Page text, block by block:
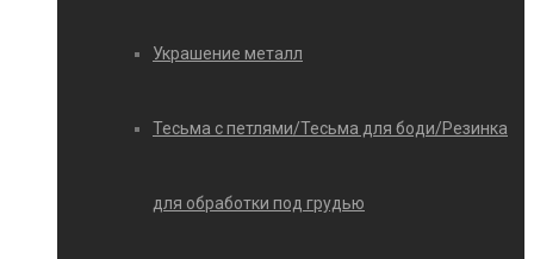
Украшение металл
Тесьма с петлями/Тесьма для боди/Резинка
для обработки под грудью